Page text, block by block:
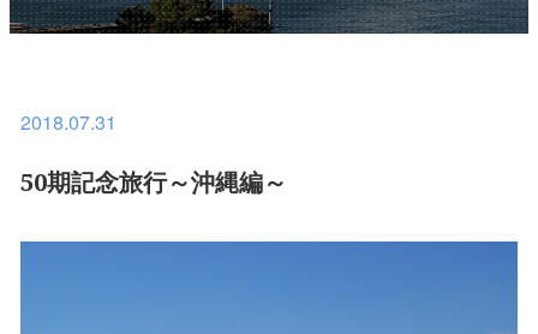
2018.07.31
50期記念旅行～沖縄編～